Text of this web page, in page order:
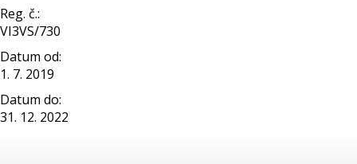
Reg. č.:
VI3VS/730
Datum od:
1. 7. 2019
Datum do:
31. 12. 2022